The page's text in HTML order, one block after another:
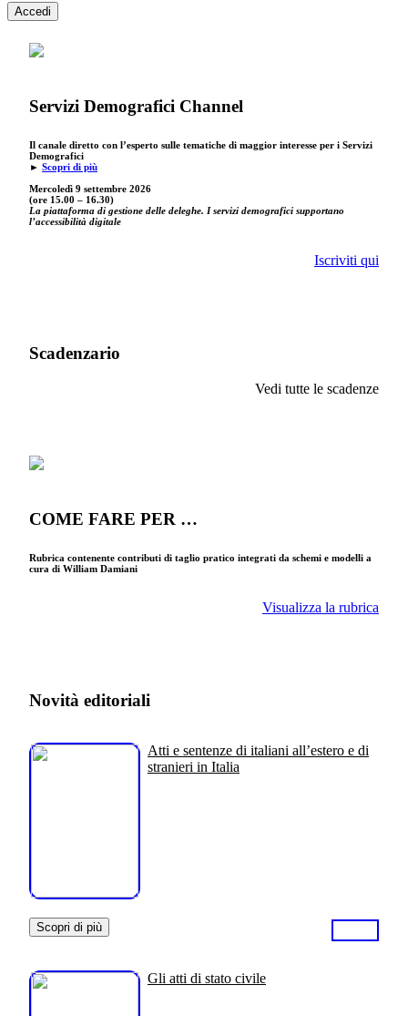
Accedi
Servizi Demografici Channel
Il canale diretto con l’esperto sulle tematiche di maggior interesse per i Servizi
Demografici
► Scopri di più
Mercoledì 9 settembre 2026
(ore 15.00 – 16.30)
La piattaforma di gestione delle deleghe. I servizi demografici supportano
l’accessibilità digitale
Iscriviti qui
Scadenzario
Vedi tutte le scadenze
COME FARE PER …
Rubrica contenente contributi di taglio pratico integrati da schemi e modelli a
cura di William Damiani
Visualizza la rubrica
Novità editoriali
Atti e sentenze di italiani all’estero e di
stranieri in Italia
Scopri di più
Gli atti di stato civile